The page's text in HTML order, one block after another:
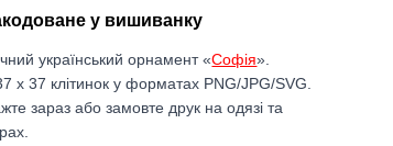
у вишиванку
український орнамент «Софія».
x 37 клітинок у форматах PNG/JPG/SVG.
зараз або замовте друк на одязі та